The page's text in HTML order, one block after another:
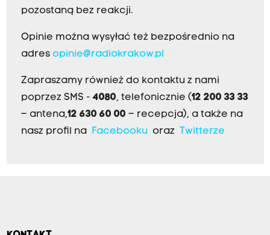
pozostaną bez reakcji.
Opinie można wysyłać też bezpośrednio na
adres opinie@radiokrakow.pl
Zapraszamy również do kontaktu z nami
poprzez SMS - 4080, telefonicznie (12 200 33 33
– antena,12 630 60 00 – recepcja), a także na
nasz profil na Facebookuoraz Twitterze